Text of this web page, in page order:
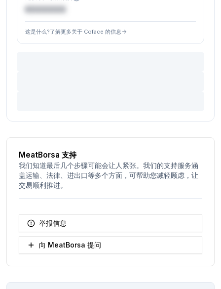
€XXXXXX
这是什么?了解更多关于 Coface 的信息
MeatBorsa 支持
我们知道最后几个步骤可能会让人紧张。我们的支持服务涵
盖运输、法律、进出口等多个方面，可帮助您减轻顾虑，让
交易顺利推进。
举报信息
向 MeatBorsa 提问